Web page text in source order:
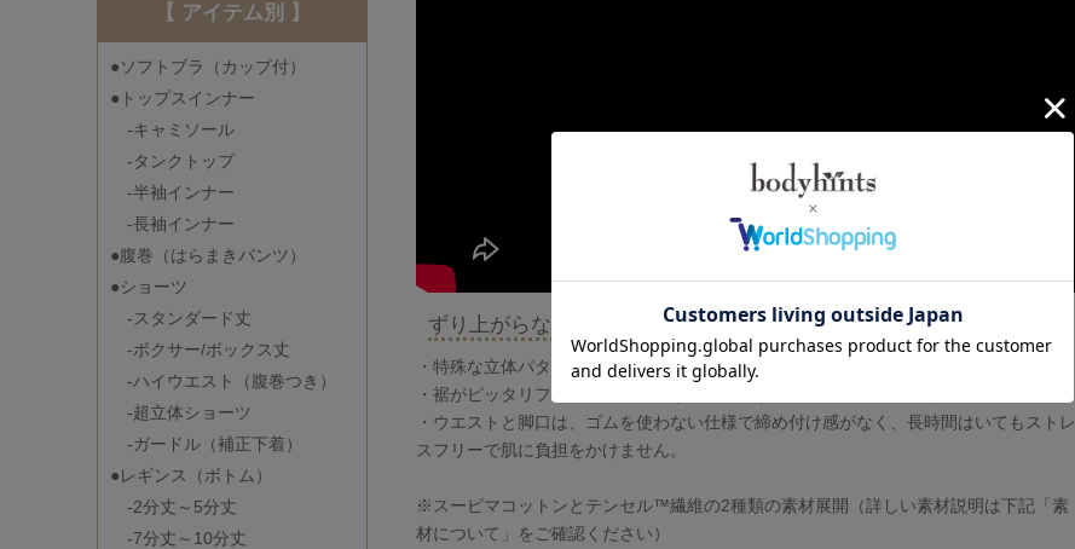
【 アイテム別 】
●ソフトブラ（カップ付）
●トップスインナー
-キャミソール
-タンクトップ
-半袖インナー
-長袖インナー
●腹巻（はらまきパンツ）
●ショーツ
-スタンダード丈
-ボクサー/ボックス丈
-ハイウエスト（腹巻つき）
-超立体ショーツ
-ガードル（補正下着）
●レギンス（ボトム）
-2分丈～5分丈
-7分丈～10分丈
ずり上がらない。くい込まない。超立体シリーズの特徴
・特殊な立体パターン設計で、身体に沿った超立体のシルエットを実現。
・裾がピッタリフィットし、不快なヒップのずり上がり、食い込みを防止します。
・ウエストと脚口は、ゴムを使わない仕様で締め付け感がなく、長時間はいてもストレ
スフリーで肌に負担をかけません。
※スーピマコットンとテンセル™繊維の2種類の素材展開（詳しい素材説明は下記「素
材について」をご確認ください）